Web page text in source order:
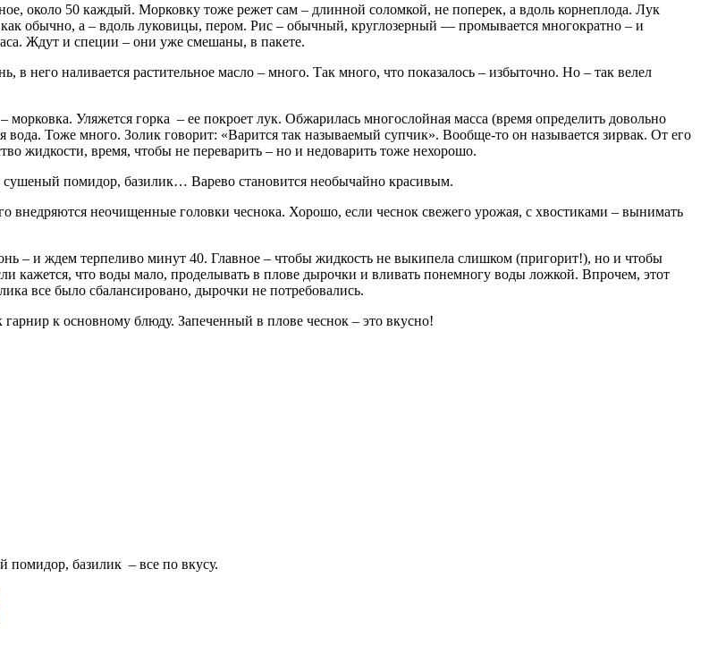
около 50 каждый. Морковку тоже режет сам – длинной соломкой, не поперек, а вдоль корнеплода. Лук
обычно, а – вдоль луковицы, пером. Рис – обычный, круглозерный — промывается многократно – и
Ждут и специи – они уже смешаны, в пакете.
него наливается растительное масло – много. Так много, что показалось – избыточно. Но – так велел
Уляжется горка – ее покроет лук. Обжарилась многослойная масса (время определить довольно
вода. Тоже много. Золик говорит: «Варится так называемый супчик». Вообще-то он называется зирвак. От его
жидкости, время, чтобы не переварить – но и недоварить тоже нехорошо.
помидор, базилик… Варево становится необычайно красивым.
внедряются неочищенные головки чеснока. Хорошо, если чеснок свежего урожая, с хвостиками – вынимать
– и ждем терпеливо минут 40. Главное – чтобы жидкость не выкипела слишком (пригорит!), но и чтобы
кажется, что воды мало, проделывать в плове дырочки и вливать понемногу воды ложкой. Впрочем, этот
все было сбалансировано, дырочки не потребовались.
к основному блюду. Запеченный в плове чеснок – это вкусно!
базилик – все по вкусу.